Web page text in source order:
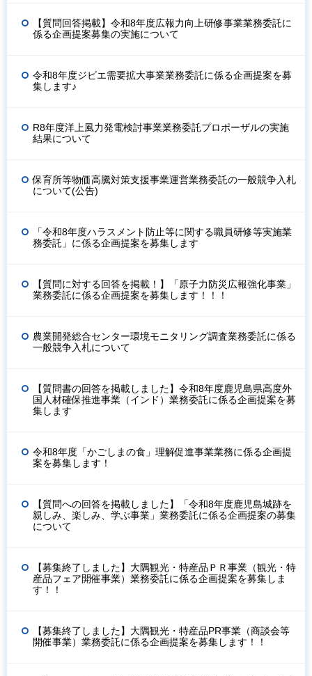
【質問回答掲載】令和8年度広報力向上研修事業業務委託に
係る企画提案募集の実施について
令和8年度ジビエ需要拡大事業業務委託に係る企画提案を募
集します♪
R8年度洋上風力発電検討事業業務委託プロポーザルの実施
結果について
保育所等物価高騰対策支援事業運営業務委託の一般競争入札
について(公告)
「令和8年度ハラスメント防止等に関する職員研修等実施業
務委託」に係る企画提案を募集します
【質問に対する回答を掲載！】「原子力防災広報強化事業」
業務委託に係る企画提案を募集します！！！
農業開発総合センター環境モニタリング調査業務委託に係る
一般競争入札について
【質問書の回答を掲載しました】令和8年度鹿児島県高度外
国人材確保推進事業（インド）業務委託に係る企画提案を募
集します
令和8年度「かごしまの食」理解促進事業業務に係る企画提
案を募集します！
【質問への回答を掲載しました】「令和8年度鹿児島城跡を
親しみ、楽しみ、学ぶ事業」業務委託に係る企画提案の募集
について
【募集終了しました】大隅観光・特産品ＰＲ事業（観光・特
産品フェア開催事業）業務委託に係る企画提案を募集しま
す！！
【募集終了しました】大隅観光・特産品PR事業（商談会等
開催事業）業務委託に係る企画提案を募集します！！